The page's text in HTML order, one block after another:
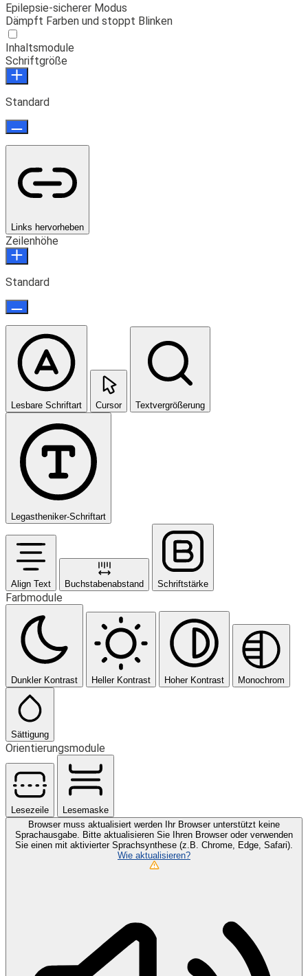
Epilepsie-sicherer Modus
Dämpft Farben und stoppt Blinken
Inhaltsmodule
Schriftgröße
Standard
Links hervorheben
Zeilenhöhe
Standard
Lesbare Schriftart Cursor Textvergrößerung
Legastheniker-Schriftart
Align Text Buchstabenabstand Schriftstärke
Farbmodule
Dunkler Kontrast Heller Kontrast Hoher Kontrast Monochrom
Sättigung
Orientierungsmodule
Lesezeile
Lesemaske
Browser muss aktualisiert werden Ihr Browser unterstützt keine
Sprachausgabe. Bitte aktualisieren Sie Ihren Browser oder verwenden
Sie einen mit aktivierter Sprachsynthese (z.B. Chrome, Edge, Safari).
Wie aktualisieren?